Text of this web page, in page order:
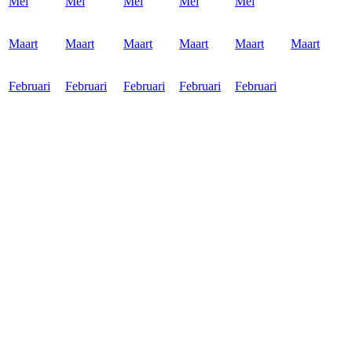
Maart Maart Maart Maart Maart Maart
Februari Februari Februari Februari Februari